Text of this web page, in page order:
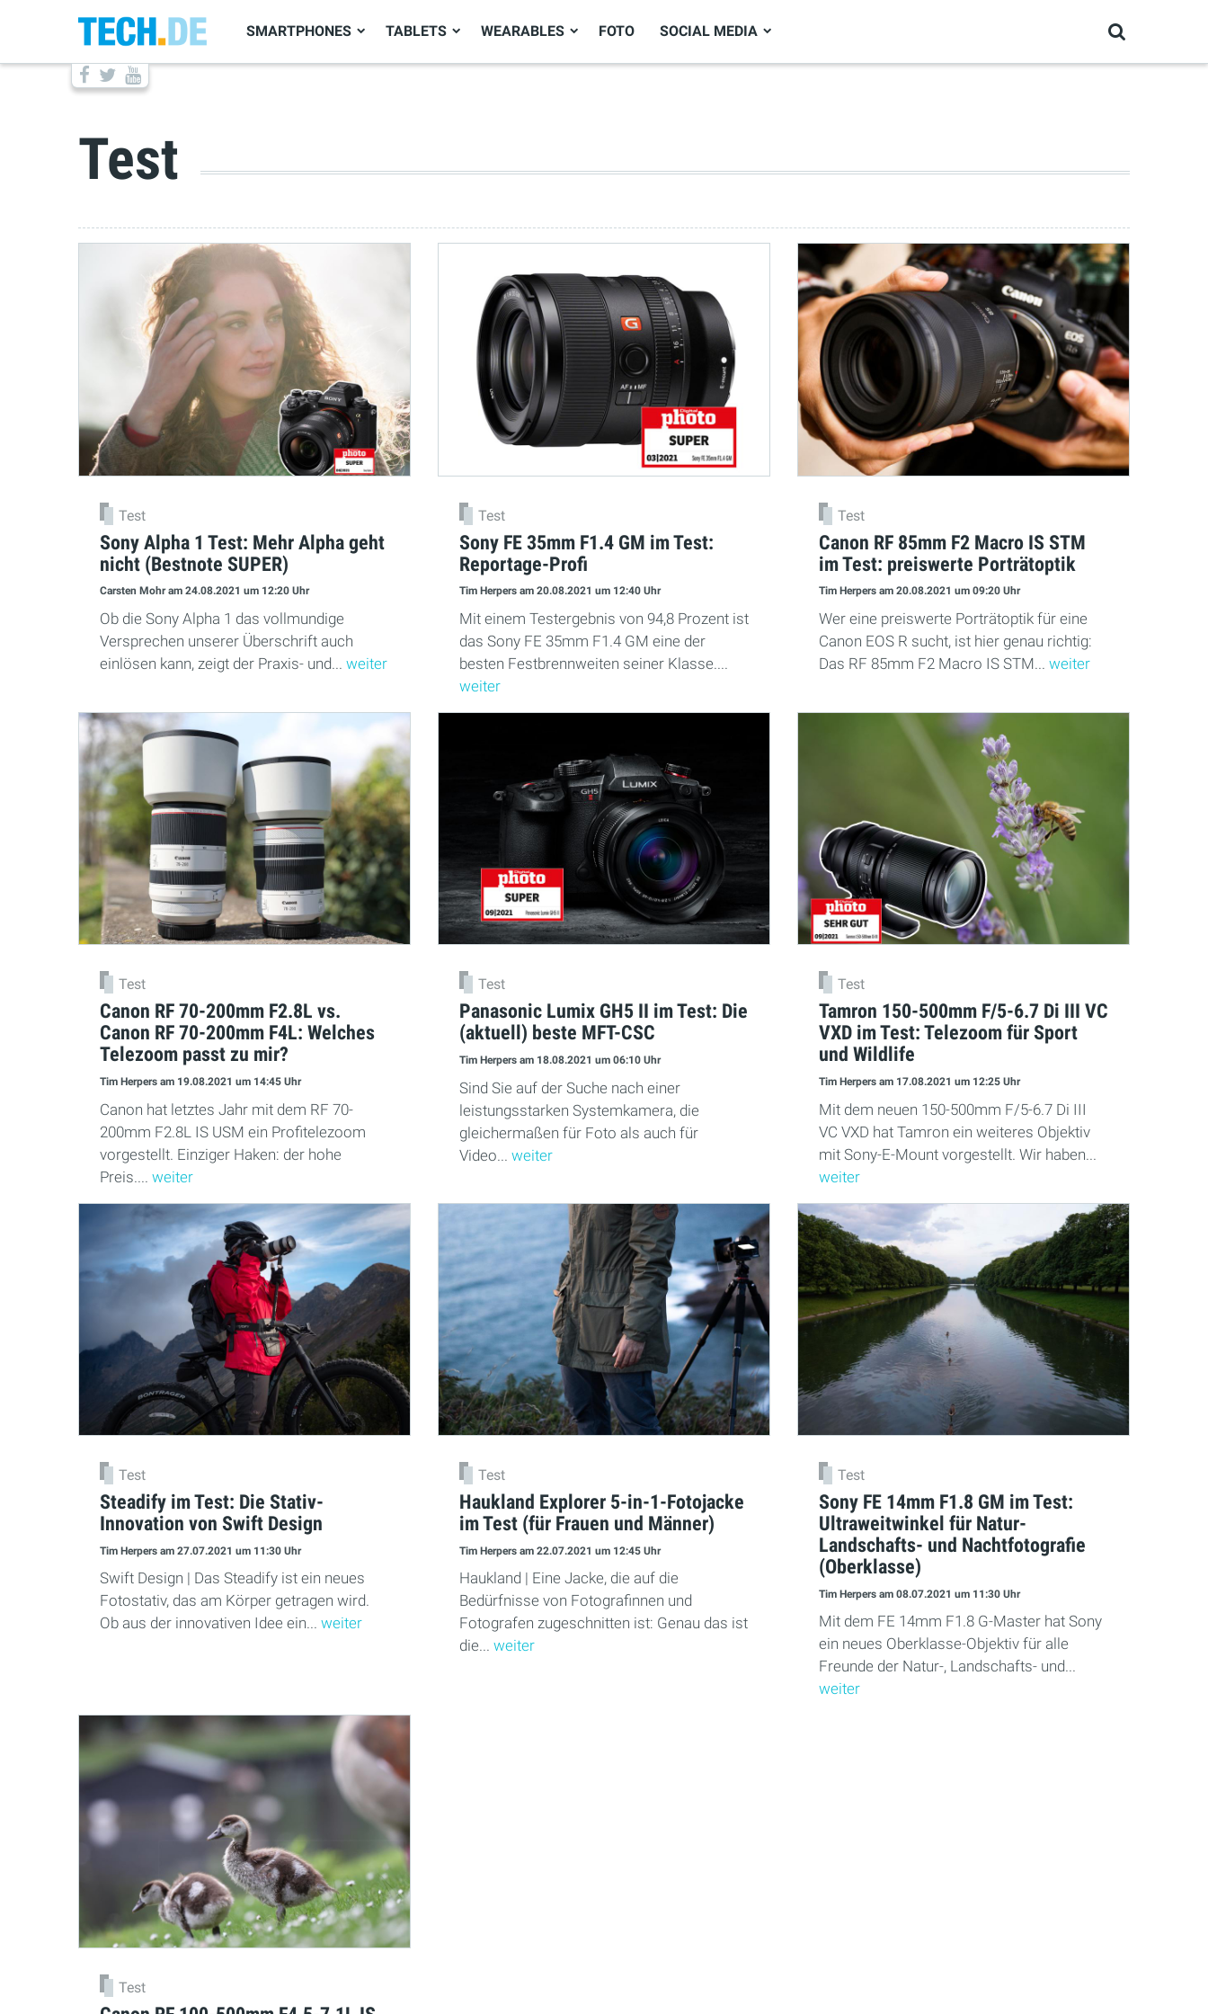
SMARTPHONES TABLETS WEARABLES FOTO SOCIAL MEDIA
Test
Test
Sony Alpha 1 Test: Mehr Alpha geht
nicht (Bestnote SUPER)
Carsten Mohram 24.08.2021 um 12:20 Uhr
Ob die Sony Alpha 1 das vollmundige
Versprechen unserer Überschrift auch
einlösen kann, zeigt der Praxis- und... weiter
Test
Sony FE 35mm F1.4 GM im Test:
Reportage-Profi
Tim Herpers am 20.08.2021 um 12:40 Uhr
Mit einem Testergebnis von 94,8 Prozent ist
das Sony FE 35mm F1.4 GM eine der
besten Festbrennweiten seiner Klasse....
weiter
Test
Canon RF 85mm F2 Macro IS STM
im Test: preiswerte Porträtoptik
Tim Herpers am 20.08.2021 um 09:20 Uhr
Wer eine preiswerte Porträtoptik für eine
Canon EOS R sucht, ist hier genau richtig:
Das RF 85mm F2 Macro IS STM... weiter
Test
Canon RF 70-200mm F2.8L vs.
Canon RF 70-200mm F4L: Welches
Telezoom passt zu mir?
Tim Herpers am 19.08.2021 um 14:45 Uhr
Canon hat letztes Jahr mit dem RF 70-
200mm F2.8L IS USM ein Profitelezoom
vorgestellt. Einziger Haken: der hohe
Preis.... weiter
Test
Panasonic Lumix GH5 II im Test: Die
(aktuell) beste MFT-CSC
Tim Herpers am 18.08.2021 um 06:10 Uhr
Sind Sie auf der Suche nach einer
leistungsstarken Systemkamera, die
gleichermaßen für Foto als auch für
Video... weiter
Test
Tamron 150-500mm F/5-6.7 Di III VC
VXD im Test: Telezoom für Sport
und Wildlife
Tim Herpers am 17.08.2021 um 12:25 Uhr
Mit dem neuen 150-500mm F/5-6.7 Di III
VC VXD hat Tamron ein weiteres Objektiv
mit Sony-E-Mount vorgestellt. Wir haben...
weiter
Test
Steadify im Test: Die Stativ-
Innovation von Swift Design
Tim Herpers am 27.07.2021 um 11:30 Uhr
Swift Design | Das Steadify ist ein neues
Fotostativ, das am Körper getragen wird.
Ob aus der innovativen Idee ein... weiter
Test
Haukland Explorer 5-in-1-Fotojacke
im Test (für Frauen und Männer)
Tim Herpers am 22.07.2021 um 12:45 Uhr
Haukland | Eine Jacke, die auf die
Bedürfnisse von Fotografinnen und
Fotografen zugeschnitten ist: Genau das ist
die... weiter
Test
Sony FE 14mm F1.8 GM im Test:
Ultraweitwinkel für Natur-
Landschafts- und Nachtfotografie
(Oberklasse)
Tim Herpers am 08.07.2021 um 11:30 Uhr
Mit dem FE 14mm F1.8 G-Master hat Sony
ein neues Oberklasse-Objektiv für alle
Freunde der Natur-, Landschafts- und...
weiter
Test